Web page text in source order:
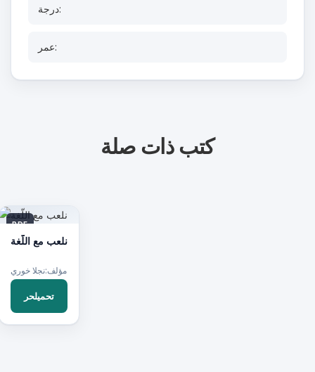
درجة:
عمر:
كتب ذات صلة
PDF
نلعب مع اللّغة
مؤلف:نجلا خوري
تحميلحر